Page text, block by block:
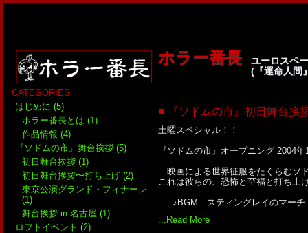
ホラー番長
ユーロスペ
(『運命人間
■ 『ソドムの市』初日舞台挨
土曜スペシャル！！
『ソドムの市』オープニング 2004
映画による世界征服をたくらむソ
これは彼らの、恐怖と至福と打ち上
♪BGM スティングレイのマーチ
...Read More
CATEGORIES
はじめに (5)
ホラー番長とは (1)
作品情報 (4)
『ソドムの市』舞台挨拶 (5)
初日舞台挨拶 (1)
初日舞台挨拶〜打ち上げ (2)
東京公演グランド・フィナーレ
(1)
舞台挨拶 in 名古屋 (1)
ロフトイベント (2)